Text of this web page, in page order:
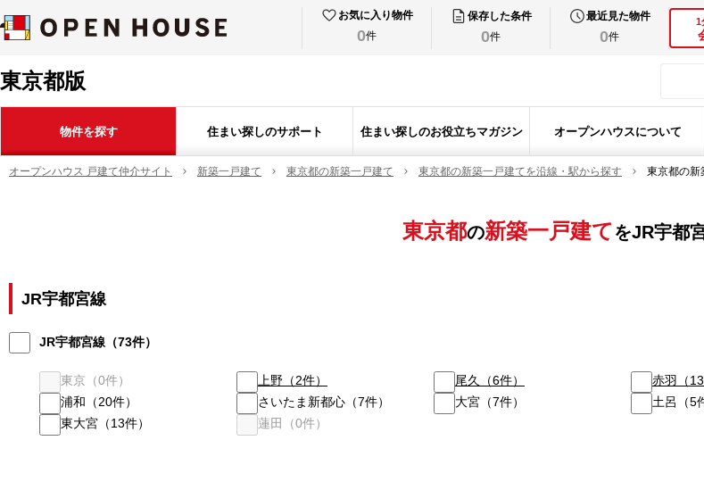
お気に入り物件
0件
保存した条件
0件
最近見た物件
0件
1
東京都版
物件を探す 住まい探しのサポート 住まい探しのお役立ちマガジン オープンハウスについて
オープンハウス 戸建て仲介サイト 新築一戸建て 東京都の新築一戸建て 東京都の新築一戸建てを沿線・駅から探す 東京都の新
東京都の新築一戸建て をJR宇都
JR宇都宮線
JR宇都宮線 （73件）
東京 （0件） 上野 （2件） 尾久 （6件） 赤羽 （13
浦和 （20件） さいたま新都心 （7件） 大宮 （7件） 土呂 （5
東大宮 （13件） 蓮田 （0件）